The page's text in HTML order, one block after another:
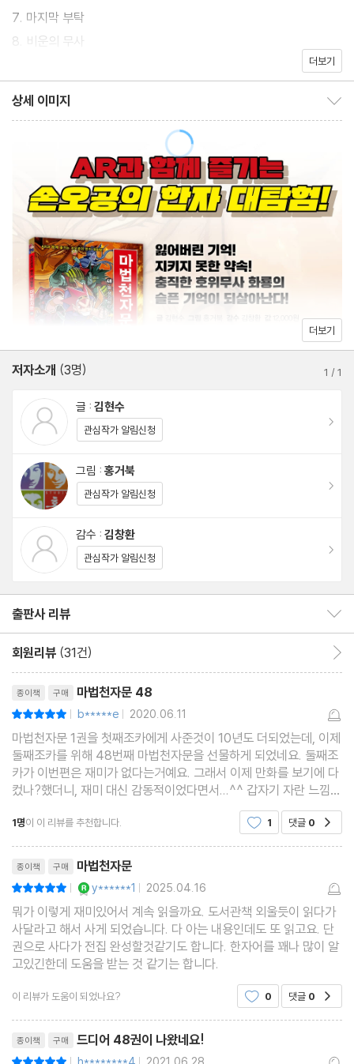
정의 공간 空間 마법에 막히고 만다. 그러던 중, 오만군단장에 의해
탐욕의 가면이 깨지자 탐욕은 슬픈 과거를 떠올리며 기억을 되찾는
데…. 과연 탐욕의 잃어버린 과거는 무엇일까요? 48권을 기대해 주
세요!
7. 마지막 부탁
8. 비운의 무사
· 마법천자문 퀴즈
· 한자 쓰기 연습장
더보기
상세 이미지
더보기
저자소개 (3명) 1 /1
글 : 김현수
관심작가 알림신청
그림 : 홍거북
관심작가 알림신청
감수 : 김창환
관심작가 알림신청
출판사 리뷰
회원리뷰 (31건)
종이책 구매 마법천자문 48
| b*****e | 2020.06.11
마법천자문 1권을 첫째조카에게 사준것이 10년도 더되었는데, 이제
둘째조카를 위해 48번째 마법천자문을 선물하게 되었네요. 둘째조
카가 이번편은 재미가 없다는거예요. 그래서 이제 만화를 보기에 다
컸나?했더니, 재미 대신 감동적이었다면서...^^ 갑자기 자란 느낌이
드네요. 제가 어릴때는 만화보는것을 그리 달가워하지 않았는데, 이
제 학습만화라는 이름으로 출간되는 책들이 참
1명이 이 리뷰를 추천합니다. 1 댓글 0
종이책 구매 마법천자문
| y******1 | 2025.04.16
뭐가 이렇게 재미있어서 계속 읽을까요. 도서관책 외울듯이 읽다가
사달라고 해서 사게 되었습니다. 다 아는 내용인데도 또 읽고요. 단
권으로 사다가 전집 완성할것같기도 합니다. 한자어를 꽤나 많이 알
고있긴한데 도움을 받는 것 같기는 합니다.
이 리뷰가 도움이 되었나요? 0 댓글 0
종이책 구매 드디어 48권이 나왔네요!